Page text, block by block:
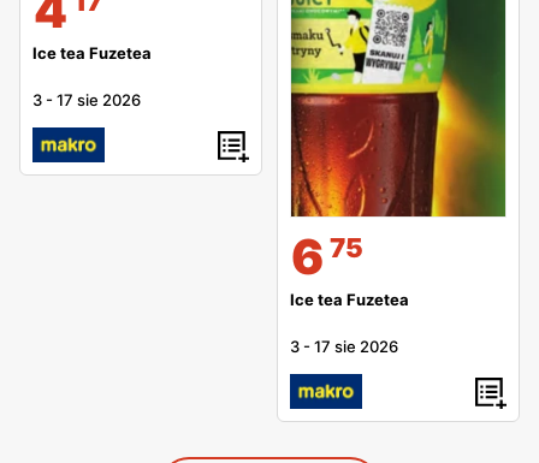
Ice tea Fuzetea
3 -17 sie 2026
6 75
Ice tea Fuzetea
3 -17 sie 2026